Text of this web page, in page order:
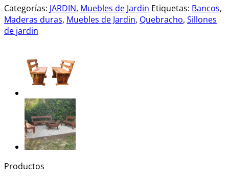
Categorías: JARDIN, Muebles de Jardin Etiquetas: Bancos,
Maderas duras, Muebles de Jardin, Quebracho, Sillones
de jardin
Productos